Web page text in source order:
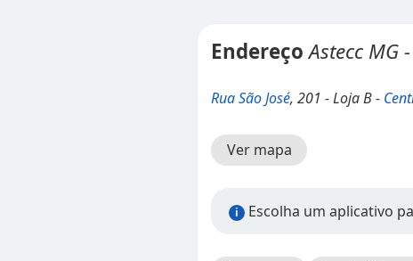
EndereçoAstecc MG
Rua São José, 201 - Loja B -
Ver mapa
i Escolha um aplicativo